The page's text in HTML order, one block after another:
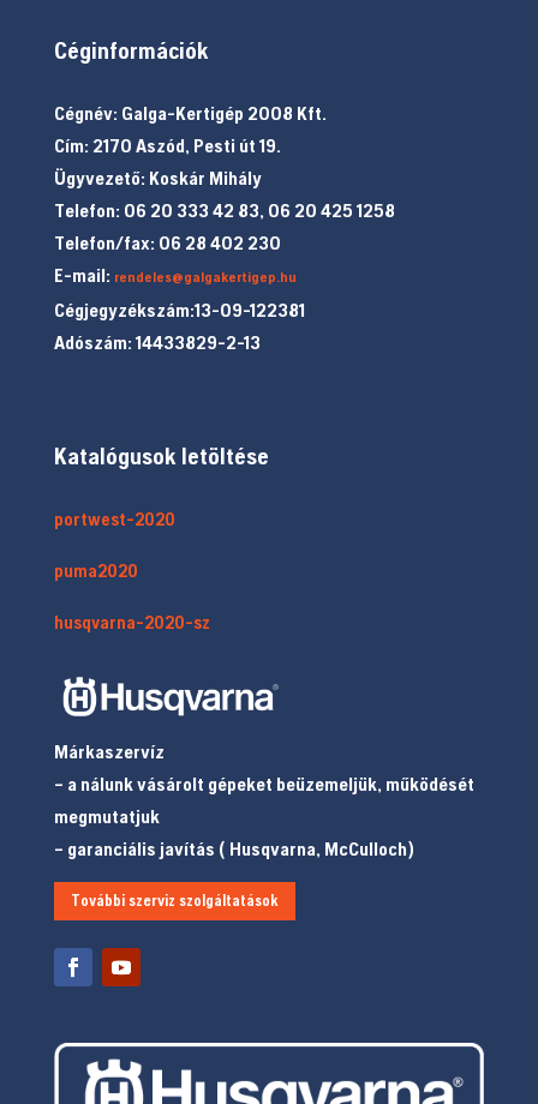
Céginformációk
Cégnév: Galga-Kertigép 2008 Kft.
Cím: 2170 Aszód, Pesti út 19.
Ügyvezető: Koskár Mihály
Telefon: 06 20 333 42 83, 06 20 425 1258
Telefon/fax: 06 28 402 230
E-mail: rendeles@galgakertigep.hu
Cégjegyzékszám:13-09-122381
Adószám: 14433829-2-13
Katalógusok letöltése
portwest-2020
puma2020
husqvarna-2020-sz
Márkaszervíz
– a nálunk vásárolt gépeket beüzemeljük, működését
megmutatjuk
– garanciális javítás ( Husqvarna, McCulloch)
További szerviz szolgáltatások